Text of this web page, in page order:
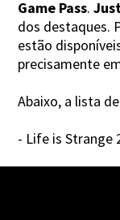
Game Pass.
dos destaques.
estão
precisamente
Abaixo, a lista
- Life is Strange